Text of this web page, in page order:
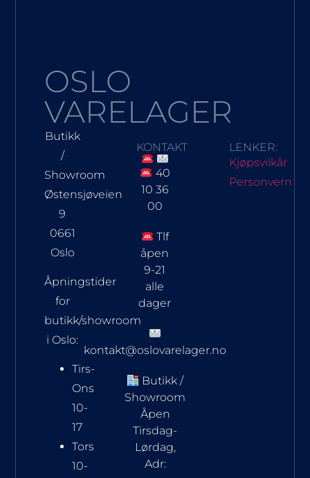
OSLO
VARELAGER
Butikk
/
Showroom
Østensjøveien
9
0661
Oslo
Åpningstider
for
butikk/showroom
i Oslo:
Tirs-
Ons
10-
17
Tors
10-
KONTAKT
40
10 36
00
Tlf
åpen
9-21
alle
dager
kontakt@oslovarelager.no
Butikk /
Showroom
Åpen
Tirsdag-
Lørdag,
Adr:
LENKER:
Kjøpsvilkår
Personvern